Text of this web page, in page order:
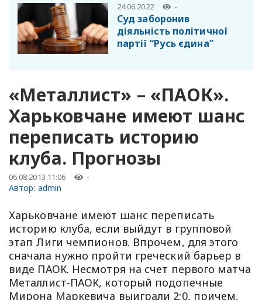
24.06.2022 -
Суд заборонив
діяльність політичної
партії “Русь єдина”
«Металлист» – «ПАОК».
Харьковчане имеют шанс
переписать историю
клуба. Прогнозы
06.08.2013 11:06 -
Автор: admin
Харьковчане имеют шанс переписать
историю клуба, если выйдут в групповой
этап Лиги чемпионов. Впрочем, для этого
сначала нужно пройти греческий барьер в
виде ПАОК. Несмотря на счет первого матча
Металлист-ПАОК, который подопечные
Мирона Маркевича выиграли 2:0, причем,